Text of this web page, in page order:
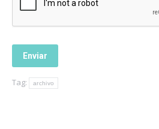
Tag: archivo